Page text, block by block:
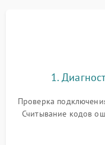
1.
Проверка
Считывание кодов
выявления